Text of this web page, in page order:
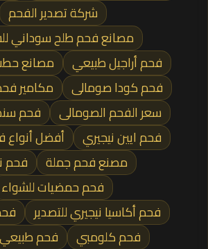
شركة تصدير الفحم
مصانع فحم طلح سوداني
فحم أراجيل طبيعي
مصانع
فحم كودا صومالى
مكامير
سعر الفحم الصومالى
فحم
فحم ايين نيجيري
أفضل أنواع
مصنع فحم جملة
فحم
فحم حمضيات للشواء
فحم أكاسيا نيجيري للتصدير
فحم كلومبي
فحم طبيعي